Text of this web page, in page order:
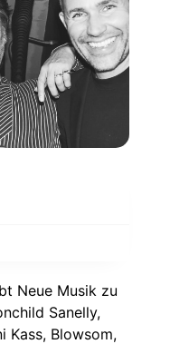
Neue Musik zu
Sanelly,
Kass, Blowsom,